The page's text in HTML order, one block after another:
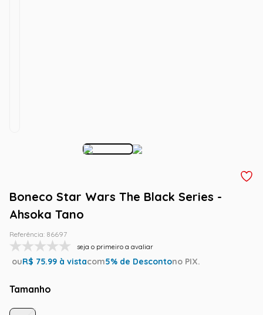
Boneco Star Wars The Black Series -
Ahsoka Tano
Referência: 86697
seja o primeiro a avaliar
ouR$ 75.99 à vistacom5% de Descontono PIX.
Tamanho